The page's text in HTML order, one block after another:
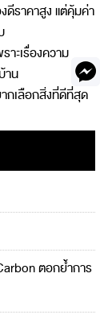
ดีราคาสูง แต่คุ้มค่า
าะเรื่องความ
าน
กเลือกสิ่งที่ดีที่สุด
ตอกย้ำการ